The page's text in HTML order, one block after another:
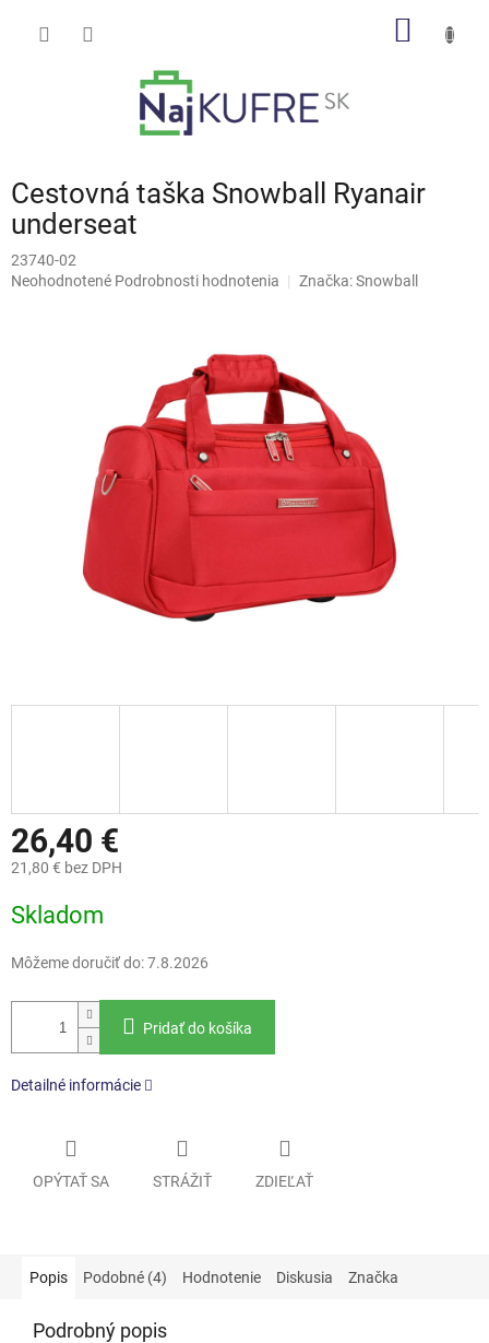
Cestovná taška Snowball Ryanair
underseat
23740-02
Priemerné
Neohodnotené Podrobnosti hodnotenia Značka:Snowball
26,40 €
21,80 € bez DPH
cena:
Skladom
Môžeme doručiť do:7.8.2026
Pridať do košíka
Detailné informácie
OPÝTAŤ SA STRÁŽIŤ ZDIEĽAŤ
Popis Podobné (4) Hodnotenie Diskusia Značka
Podrobný popis